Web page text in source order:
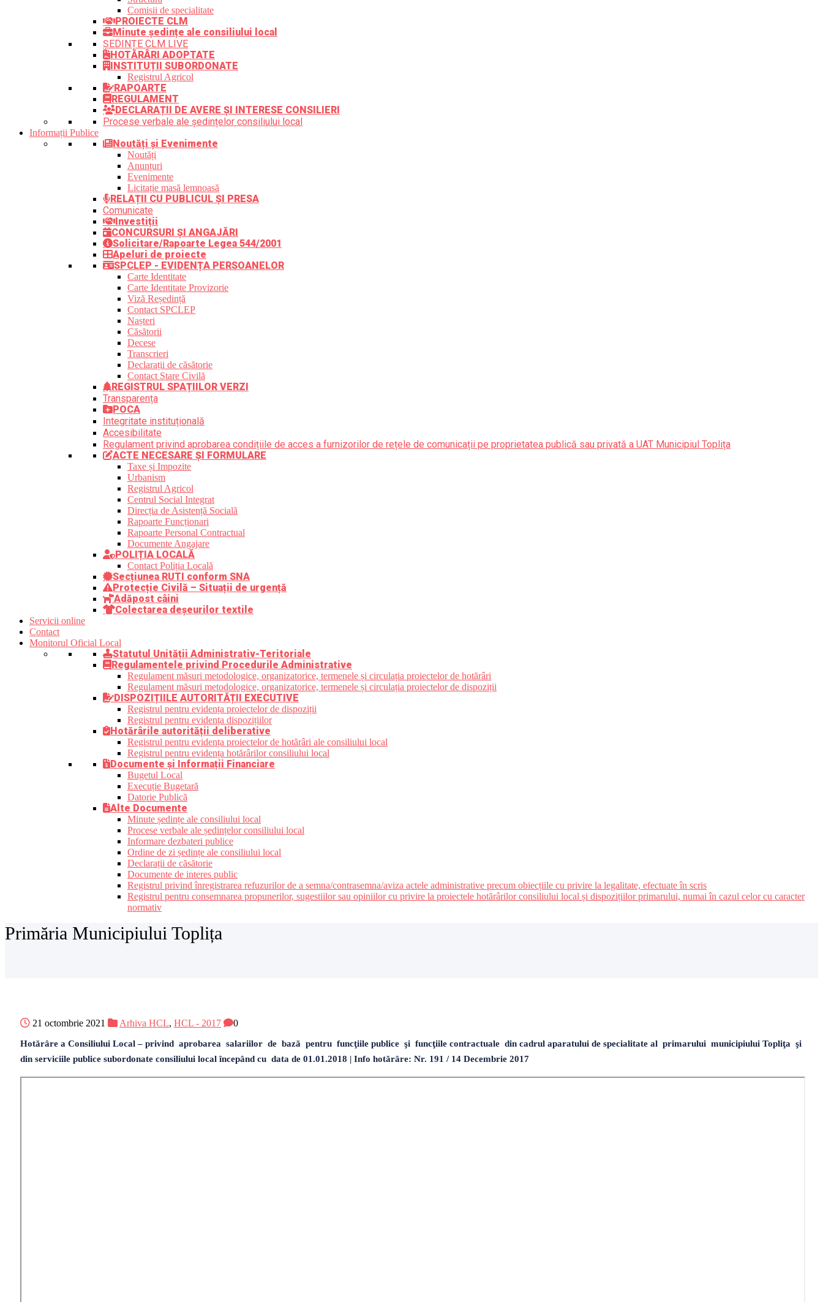
Comisii de specialitate
PROIECTE CLM
Minute ședințe ale consiliului local
ȘEDINȚE CLM LIVE
HOTĂRÂRI ADOPTATE
INSTITUȚII SUBORDONATE
Registrul Agricol
RAPOARTE
REGULAMENT
DECLARAȚII DE AVERE ȘI INTERESE CONSILIERI
Procese verbale ale ședințelor consiliului local
Informații Publice
Noutăți și Evenimente
Noutăți
Anunțuri
Evenimente
Licitație masă lemnoasă
RELAȚII CU PUBLICUL ȘI PRESA
Comunicate
Investiții
CONCURSURI ȘI ANGAJĂRI
Solicitare/Rapoarte Legea 544/2001
Apeluri de proiecte
SPCLEP - EVIDENȚA PERSOANELOR
Carte Identitate
Carte Identitate Provizorie
Viză Reședință
Contact SPCLEP
Nașteri
Căsătorii
Decese
Transcrieri
Declarații de căsătorie
Contact Stare Civilă
REGISTRUL SPAȚIILOR VERZI
Transparența
POCA
Integritate instituțională
Accesibilitate
Regulament privind aprobarea condițiile de acces a furnizorilor de rețele de comunicații pe proprietatea publică sau privată a UAT Municipiul Toplița
ACTE NECESARE ȘI FORMULARE
Taxe și Impozite
Urbanism
Registrul Agricol
Centrul Social Integrat
Direcția de Asistență Socială
Rapoarte Funcționari
Rapoarte Personal Contractual
Documente Angajare
POLIȚIA LOCALĂ
Contact Poliția Locală
Secțiunea RUTI conform SNA
Protecție Civilă – Situații de urgență
Adăpost câini
Colectarea deșeurilor textile
Servicii online
Contact
Monitorul Oficial Local
Statutul Unității Administrativ-Teritoriale
Regulamentele privind Procedurile Administrative
Regulament măsuri metodologice, organizatorice, termenele și circulația proiectelor de hotărâri
Regulament măsuri metodologice, organizatorice, termenele și circulația proiectelor de dispoziții
DISPOZIȚIILE AUTORITĂȚII EXECUTIVE
Registrul pentru evidența proiectelor de dispoziții
Registrul pentru evidența dispozițiilor
Hotărârile autorității deliberative
Registrul pentru evidența proiectelor de hotărâri ale consiliului local
Registrul pentru evidența hotărârilor consiliului local
Documente și Informații Financiare
Bugetul Local
Execuție Bugetară
Datorie Publică
Alte Documente
Minute ședințe ale consiliului local
Procese verbale ale ședințelor consiliului local
Informare dezbateri publice
Ordine de zi ședințe ale consiliului local
Declarații de căsătorie
Documente de interes public
Registrul privind înregistrarea refuzurilor de a semna/contrasemna/aviza actele administrative precum obiecțiile cu privire la legalitate, efectuate în scris
Registrul pentru consemnarea propunerilor, sugestiilor sau opiniilor cu privire la proiectele hotărârilor consiliului local și dispozițiilor primarului, numai în cazul celor cu caracter
normativ
Primăria Municipiului Toplița
21 octombrie 2021 Arhiva HCL, HCL - 2017 0
Hotărâre a Consiliului Local – privind aprobarea salariilor de bază pentru funcţiile publice şi funcţiile contractuale din cadrul aparatului de specialitate al primarului municipiului Topliţa şi
din serviciile publice subordonate consiliului local începând cu data de 01.01.2018 | Info hotărâre: Nr. 191 / 14 Decembrie 2017